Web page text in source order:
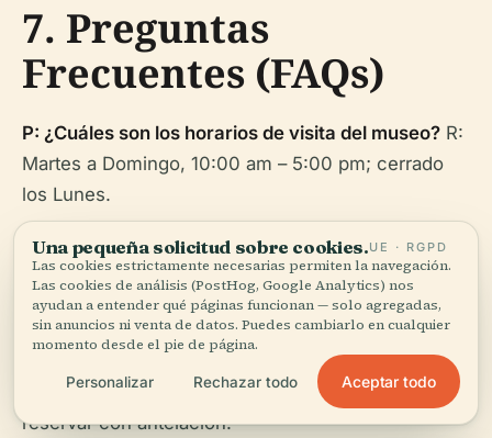
7. Preguntas
Frecuentes (FAQs)
P: ¿Cuáles son los horarios de visita del museo? R:
Martes a Domingo, 10:00 am – 5:00 pm; cerrado
los Lunes.
P: ¿Cómo puedo comprar entradas?R: Compre en
línea a través delsitio web oficial; es posible que
se acepten visitas limitadas sin cita previa.
P: ¿Hay visitas guiadas disponibles?R: Sí, los fines
de semana y con cita previa; se recomienda
reservar con antelación.
Una pequeña solicitud sobre cookies.UE · RGPD
Las cookies estrictamente necesarias permiten la navegación.
Las cookies de análisis (PostHog, Google Analytics) nos
ayudan a entender qué páginas funcionan — solo agregadas,
sin anuncios ni venta de datos. Puedes cambiarlo en cualquier
momento desde el pie de página.
Personalizar Rechazar todo Aceptar todo